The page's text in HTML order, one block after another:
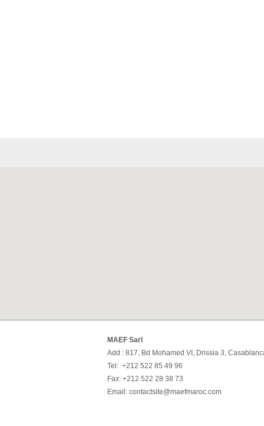
MAEF Sarl
Add : 817, Bd Mohamed VI, Drissia 3,
Tel: +212 522 85 49 96
Fax: +212 522 28 38 73
Email: contactsite@maefmaroc.com